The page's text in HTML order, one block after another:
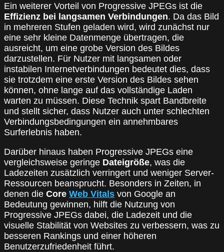
Ein weiterer Vorteil von Progressive JPEGs ist die
Effizienz bei langsamen Verbindungen. Da das Bild
in mehreren Stufen geladen wird, wird zunächst nur
eine sehr kleine Datenmenge übertragen, die
ausreicht, um eine grobe Version des Bildes
darzustellen. Für Nutzer mit langsamen oder
instabilen Internetverbindungen bedeutet dies, dass
sie trotzdem eine erste Version des Bildes sehen
können, ohne lange auf das vollständige Laden
warten zu müssen. Diese Technik spart Bandbreite
und stellt sicher, dass Nutzer auch unter schlechten
Verbindungsbedingungen ein annehmbares
Surferlebnis haben.
Darüber hinaus haben Progressive JPEGs eine
vergleichsweise geringe Dateigröße, was die
Ladezeiten zusätzlich verringert und weniger Server-
Ressourcen beansprucht. Besonders in Zeiten, in
denen die Core Web Vitals von Google an
Bedeutung gewinnen, hilft die Nutzung von
Progressive JPEGs dabei, die Ladezeit und die
visuelle Stabilität von Websites zu verbessern, was zu
besseren Rankings und einer höheren
Benutzerzufriedenheit führt.